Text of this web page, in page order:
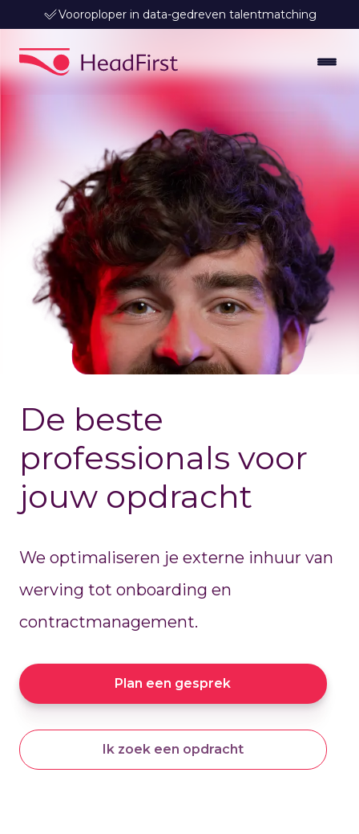
Vooroploper in data-gedreven talentmatching
De beste
professionals voor
jouw opdracht
We optimaliseren je externe inhuur van
werving tot onboarding en
contractmanagement.
Plan een gesprek
Ik zoek een opdracht